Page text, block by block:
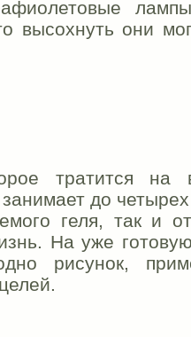
высохнуть они
тратится на
до четырех
геля, так и
На уже
рисунок,